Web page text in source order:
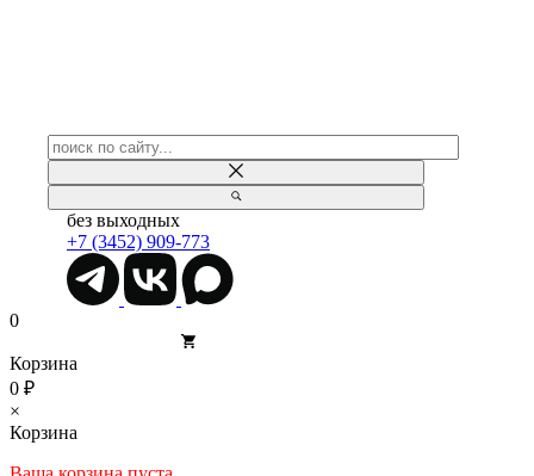
без выходных
+7 (3452) 909-773
0
Корзина
0 ₽
×
Корзина